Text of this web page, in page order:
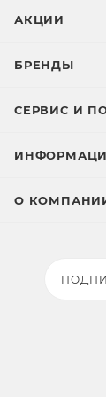
АКЦИИ
БРЕНДЫ
СЕРВИС И
О